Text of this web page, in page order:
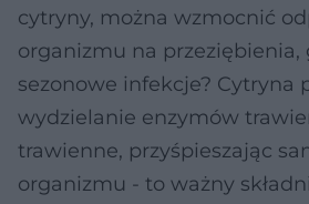
cytryny, można wzmocnić
organizmu na przeziębienia,
sezonowe infekcje? Cytryna
wydzielanie enzymów
trawienne, przyśpieszając
organizmu - to ważny